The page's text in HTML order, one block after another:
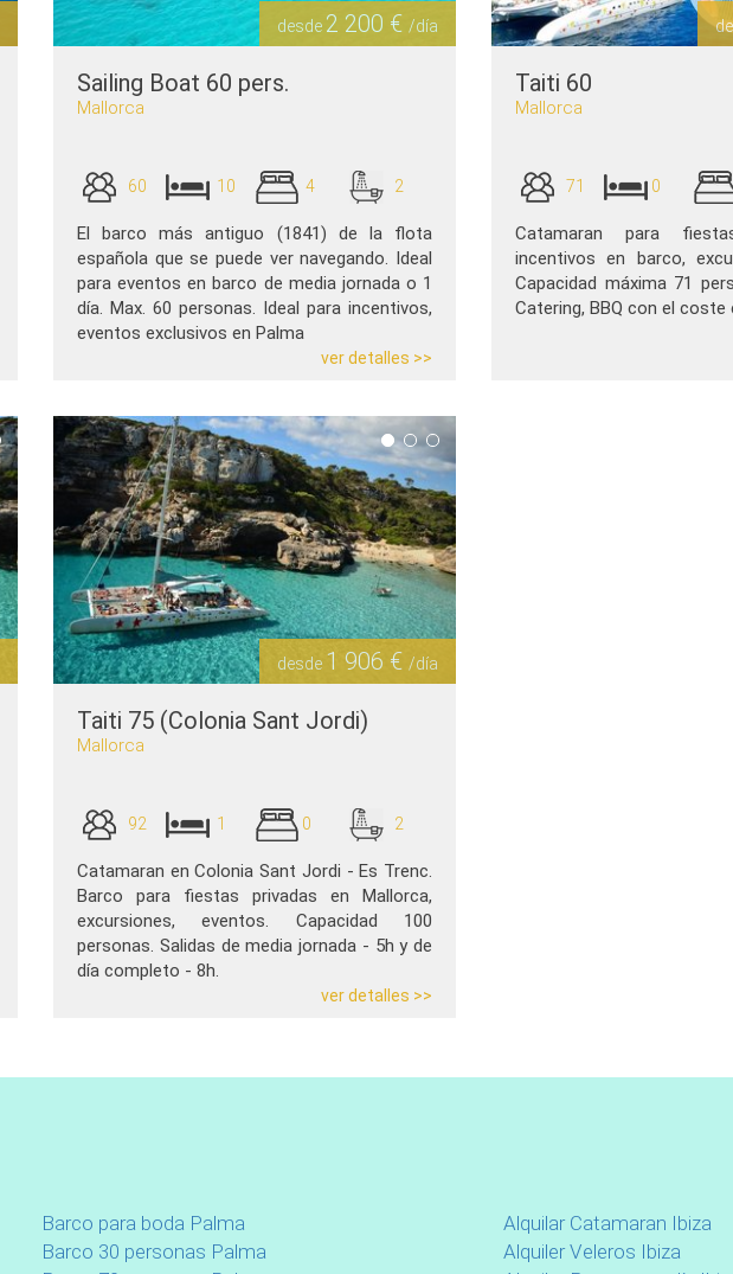
desde 2 200 € /día
Sailing Boat 60 pers.
Mallorca
60 10 4 2
El barco más antiguo (1841) de la flota
española que se puede ver navegando. Ideal
para eventos en barco de media jornada o 1
día. Max. 60 personas. Ideal para incentivos,
eventos exclusivos en Palma
ver detalles >>
Taiti 60
Mallorca
71 0
Catamaran para
incentivos en barco,
Capacidad máxima 71
Catering, BBQ con el coste
desde 1 906 € /día
Taiti 75 (Colonia Sant Jordi)
Mallorca
92 1 0 2
Catamaran en Colonia Sant Jordi - Es Trenc.
Barco para fiestas privadas en Mallorca,
excursiones, eventos. Capacidad 100
personas. Salidas de media jornada - 5h y de
día completo - 8h.
ver detalles >>
Barco para boda Palma
Barco 30 personas Palma
Alquilar Catamaran Ibiza
Alquiler Veleros Ibiza